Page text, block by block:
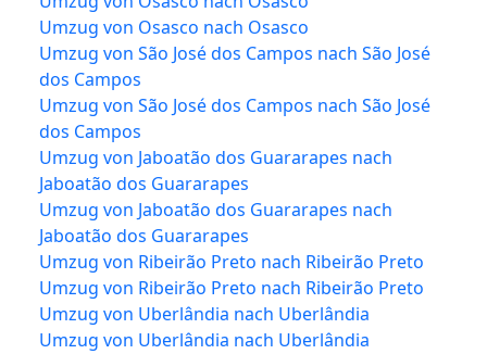
Umzug von Osasco nach Osasco
Umzug von São José dos Campos nach São José
dos Campos
Umzug von São José dos Campos nach São José
dos Campos
Umzug von Jaboatão dos Guararapes nach
Jaboatão dos Guararapes
Umzug von Jaboatão dos Guararapes nach
Jaboatão dos Guararapes
Umzug von Ribeirão Preto nach Ribeirão Preto
Umzug von Ribeirão Preto nach Ribeirão Preto
Umzug von Uberlândia nach Uberlândia
Umzug von Uberlândia nach Uberlândia